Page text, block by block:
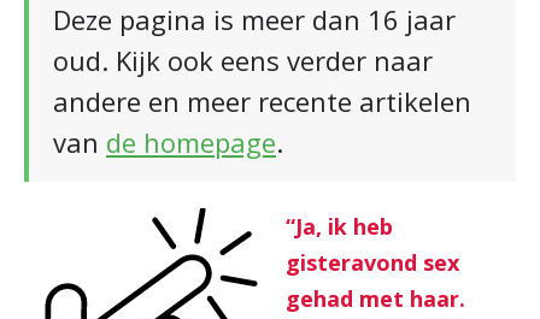
Deze pagina is meer dan 16 jaar
oud. Kijk ook eens verder naar
andere en meer recente artikelen
van de homepage.
“Ja, ik heb
gisteravond sex
gehad met haar.